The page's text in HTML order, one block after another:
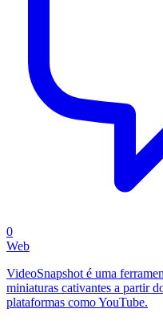
0
Web
VideoSnapshot é uma
miniaturas cativantes a partir
plataformas como YouTube.